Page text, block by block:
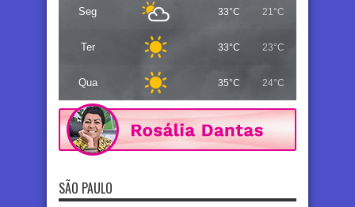
Seg 33°C 21°C
Ter 33°C 23°C
Qua 35°C 24°C
SÃO PAULO